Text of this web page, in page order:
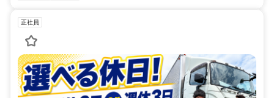
正社員